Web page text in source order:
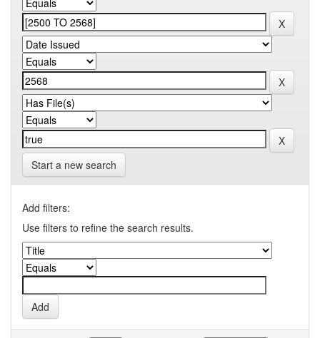
Start a new search
Add filters:
Use filters to refine the search results.